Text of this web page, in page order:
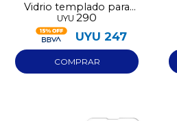
Vidrio templado para
Iphone 16E
UYU 290
UYU 247